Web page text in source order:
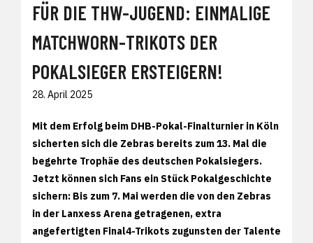
FÜR DIE THW-JUGEND: EINMALIGE
MATCHWORN-TRIKOTS DER
POKALSIEGER ERSTEIGERN!
28. April 2025
Mit dem Erfolg beim DHB-Pokal-Finalturnier in Köln
sicherten sich die Zebras bereits zum 13. Mal die
begehrte Trophäe des deutschen Pokalsiegers.
Jetzt können sich Fans ein Stück Pokalgeschichte
sichern: Bis zum 7. Mai werden die von den Zebras
in der Lanxess Arena getragenen, extra
angefertigten Final4-Trikots zugunsten der Talente